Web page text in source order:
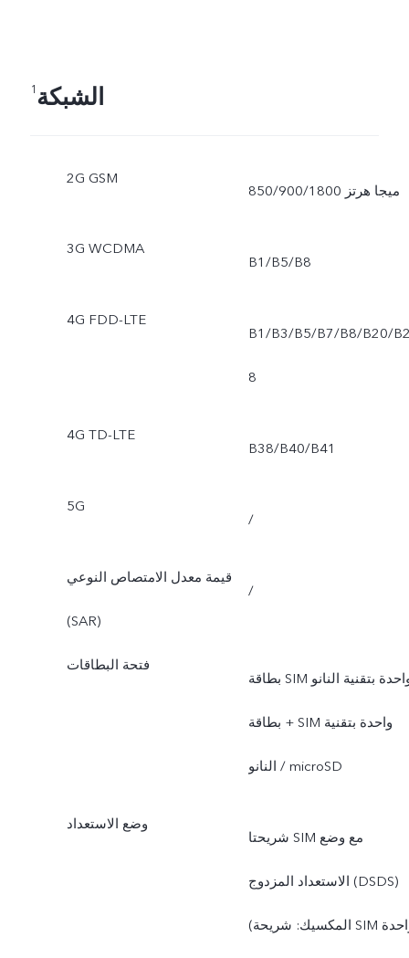
الشبكة 1
2G GSM
850/900/1800 ميجا هرتز
3G WCDMA
B1/B5/B8
4G FDD-LTE
B1/B3/B5/B7/B8/B20/
8
4G TD-LTE
B38/B40/B41
5G
/
قيمة معدل الامتصاص النوعي
(SAR)
/
فتحة البطاقات
بطاقة SIM واحدة بتقنية النانو
+ بطاقة SIM واحدة بتقنية
النانو / microSD
وضع الاستعداد
شريحتا SIM مع وضع
الاستعداد المزدوج (DSDS)
(المكسيك: شريحة SIM واحدة